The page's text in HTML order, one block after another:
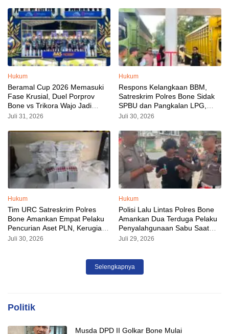
Hukum
Beramal Cup 2026 Memasuki
Fase Krusial, Duel Porprov
Bone vs Trikora Wajo Jadi
Sorotan Malam Ini
Juli 31, 2026
Hukum
Respons Kelangkaan BBM,
Satreskrim Polres Bone Sidak
SPBU dan Pangkalan LPG,
AKP Alvin Aji Imbau Pengelola
Tepat Sasaran
Juli 30, 2026
Hukum
Tim URC Satreskrim Polres
Bone Amankan Empat Pelaku
Pencurian Aset PLN, Kerugian
Ditaksir Capai Rp 3 Milyar
Juli 30, 2026
Hukum
Polisi Lalu Lintas Polres Bone
Amankan Dua Terduga Pelaku
Penyalahgunaan Sabu Saat
Razia Kendaraan
Juli 29, 2026
Selengkapnya
Politik
Musda DPD II Golkar Bone Mulai